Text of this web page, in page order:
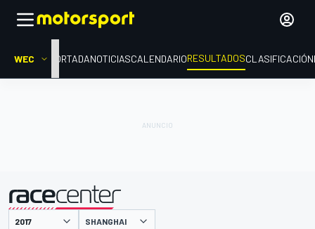
WEC PORTADANOTICIASCALENDARIORESULTADOSCLASIFICACIÓN
presentado por SHANGHAI